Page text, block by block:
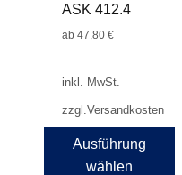
ASK 412.4
ab 47,80 €
inkl. MwSt.
zzgl.Versandkosten
Ausführung
wählen